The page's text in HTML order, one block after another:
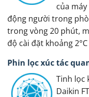
của
động người trong
trong vòng 20 phút,
độ cài đặt khoảng
Phin lọc xúc tác
Tinh lọc
Daikin